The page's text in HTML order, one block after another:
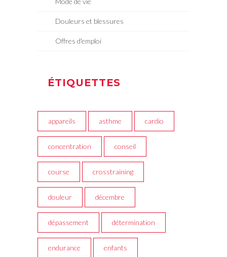
Douleurs et blessures
Offres d'emploi
ÉTIQUETTES
appareils asthme cardio
concentration conseil
course crosstraining
douleur décembre
dépassement détermination
endurance enfants